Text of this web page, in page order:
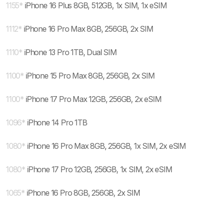
1155* iPhone 16 Plus 8GB, 512GB, 1x SIM, 1x eSIM
1112* iPhone 16 Pro Max 8GB, 256GB, 2x SIM
1110* iPhone 13 Pro 1TB, Dual SIM
1100* iPhone 15 Pro Max 8GB, 256GB, 2x SIM
1100* iPhone 17 Pro Max 12GB, 256GB, 2x eSIM
1096* iPhone 14 Pro 1TB
1080* iPhone 16 Pro Max 8GB, 256GB, 1x SIM, 2x eSIM
1080* iPhone 17 Pro 12GB, 256GB, 1x SIM, 2x eSIM
1065* iPhone 16 Pro 8GB, 256GB, 2x SIM